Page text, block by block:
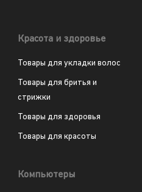
Красота и здоровье
Товары для укладки волос
Товары для бритья и
стрижки
Товары для здоровья
Товары для красоты
Компьютеры